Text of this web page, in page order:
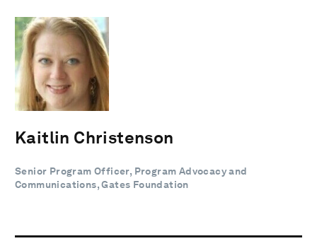
Kaitlin Christenson
Senior Program Officer, Program Advocacy and
Communications, Gates Foundation